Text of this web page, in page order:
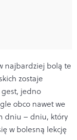
najbardziej bolą te
zostaje
gest, jedno
obco nawet we
dniu – dniu, który
w bolesną lekcję